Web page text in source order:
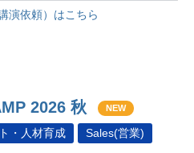
演依頼）はこちら
2026 秋 NEW
・人材育成 Sales(営業)